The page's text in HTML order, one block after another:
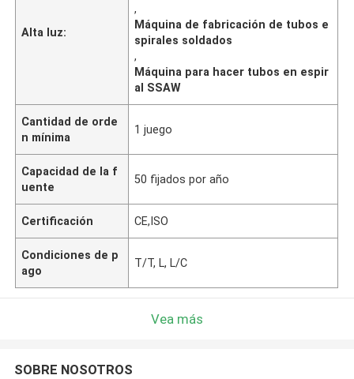
Alta luz:
,
Máquina de fabricación de tubos e
spirales soldados
,
Máquina para hacer tubos en espir
al SSAW
Cantidad de orde
n mínima
1 juego
Capacidad de la f
uente
50 fijados por año
Certificación CE,ISO
Condiciones de p
ago
T/T, L, L/C
Vea más
SOBRE NOSOTROS